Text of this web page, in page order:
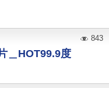
＿HOT99.9度
843